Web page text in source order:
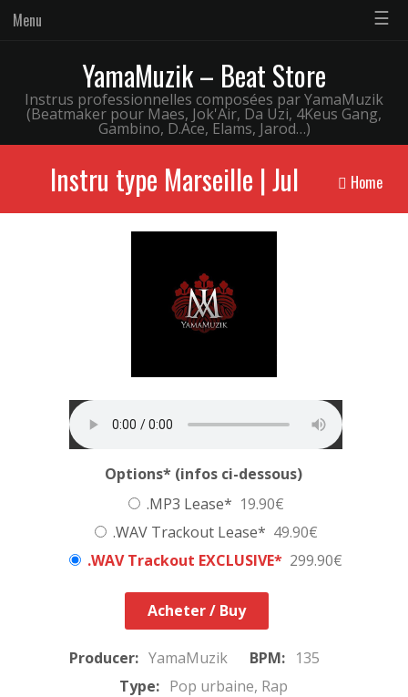
Menu ☰
YamaMuzik – Beat Store
Instrus professionnelles composées par YamaMuzik
(Beatmaker pour Maes, Jok'Air, Da Uzi, 4Keus Gang,
Gambino, D.Ace, Elams, Jarod…)
Instru type Marseille | Jul Home
Options* (infos ci-dessous)
.MP3 Lease* 19.90€
.WAV Trackout Lease* 49.90€
.WAV Trackout EXCLUSIVE* 299.90€
Acheter / Buy
Producer: YamaMuzik BPM: 135
Type: Pop urbaine, Rap